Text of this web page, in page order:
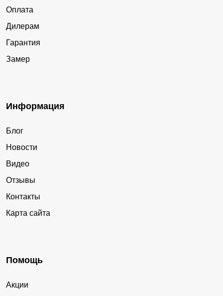
Оплата
Дилерам
Гарантия
Замер
Информация
Блог
Новости
Видео
Отзывы
Контакты
Карта сайта
Помощь
Акции